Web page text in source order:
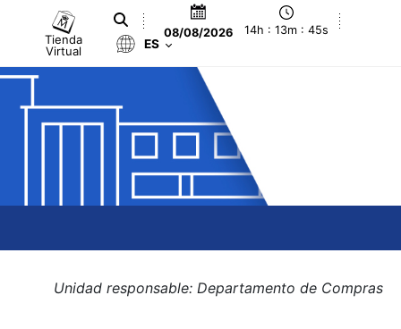
Tienda
Virtual
08/08/2026 14h : 13m : 45s
ES
Unidad responsable: Departamento de Compras